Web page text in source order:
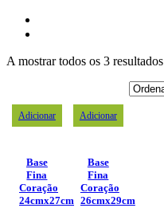
A mostrar todos os 3 resultados
Adicionar
Base
Fina
Coração
24cmx27cm
Adicionar
Base
Fina
Coração
26cmx29cm